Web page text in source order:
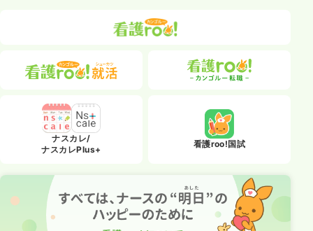
ナスカレ/
ナスカレPlus+
看護roo!国試